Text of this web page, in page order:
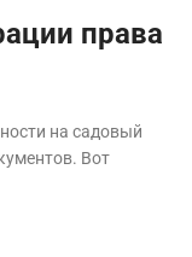
права
на садовый
Вот